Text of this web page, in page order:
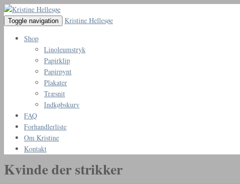
Toggle navigation
Kristine Hellesøe
Shop
Linoleumstryk
Papirklip
Papirpynt
Plakater
Træsnit
Indkøbskurv
FAQ
Forhandlerliste
Om Kristine
Kontakt
Kvinde der strikker